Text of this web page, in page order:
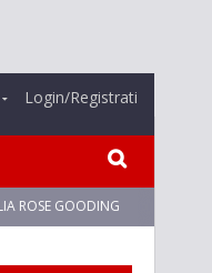
Login/Registrati
ROSE GOODING